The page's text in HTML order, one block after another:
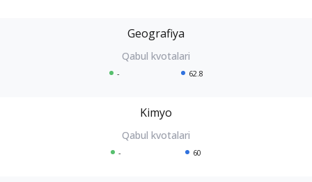
Geografiya
- 62.8
Kimyo
- 60